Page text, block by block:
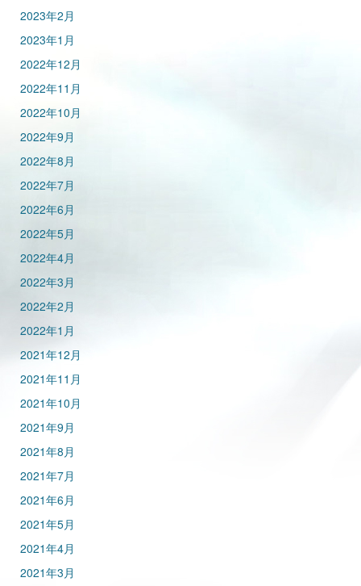
2023年2月
2023年1月
2022年12月
2022年11月
2022年10月
2022年9月
2022年8月
2022年7月
2022年6月
2022年5月
2022年4月
2022年3月
2022年2月
2022年1月
2021年12月
2021年11月
2021年10月
2021年9月
2021年8月
2021年7月
2021年6月
2021年5月
2021年4月
2021年3月